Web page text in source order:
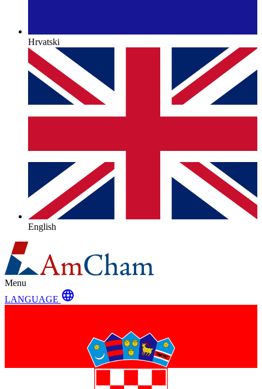
Hrvatski
English
Menu
LANGUAGE language